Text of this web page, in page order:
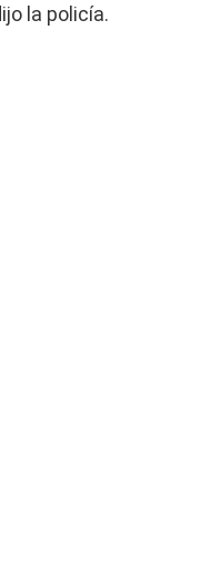
la policía.